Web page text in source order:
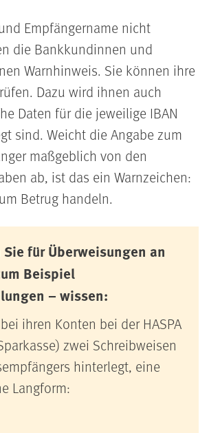
Empfängername nicht
die Bankkundinnen und
Warnhinweis. Sie können ihre
Dazu wird ihnen auch
Daten für die jeweilige IBAN
sind. Weicht die Angabe zum
maßgeblich von den
ab, ist das ein Warnzeichen:
Betrug handeln.
Sie für Überweisungen an
Beispiel
– wissen:
ihren Konten bei der HASPA
zwei Schreibweisen
hinterlegt, eine
Langform: